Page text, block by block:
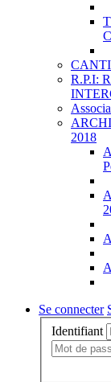
R.P.I:
2018
Se connecter
Identifiant